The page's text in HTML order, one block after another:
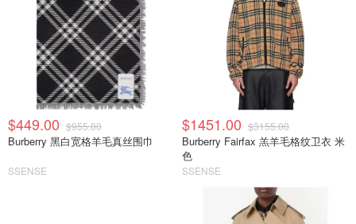
$449.00 $955.00
Burberry 黑白宽格羊毛真丝围巾
SSENSE
$1451.00 $3155.00
Burberry Fairfax 羔羊毛格纹卫衣 米
色
SSENSE